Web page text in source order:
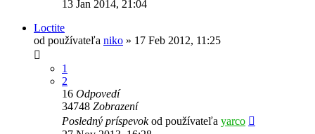
13 Jan 2014, 21:04
Loctite
od používateľa niko » 17 Feb 2012, 11:25
1
2
16 Odpovedí
34748 Zobrazení
Posledný príspevokod používateľa yarco